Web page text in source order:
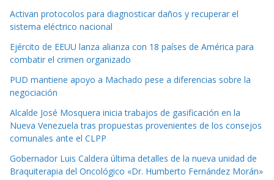
Activan protocolos para diagnosticar daños y recuperar el
sistema eléctrico nacional
Ejército de EEUU lanza alianza con 18 países de América para
combatir el crimen organizado
PUD mantiene apoyo a Machado pese a diferencias sobre la
negociación
Alcalde José Mosquera inicia trabajos de gasificación en la
Nueva Venezuela tras propuestas provenientes de los consejos
comunales ante el CLPP
Gobernador Luis Caldera última detalles de la nueva unidad de
Braquiterapia del Oncológico «Dr. Humberto Fernández Morán»